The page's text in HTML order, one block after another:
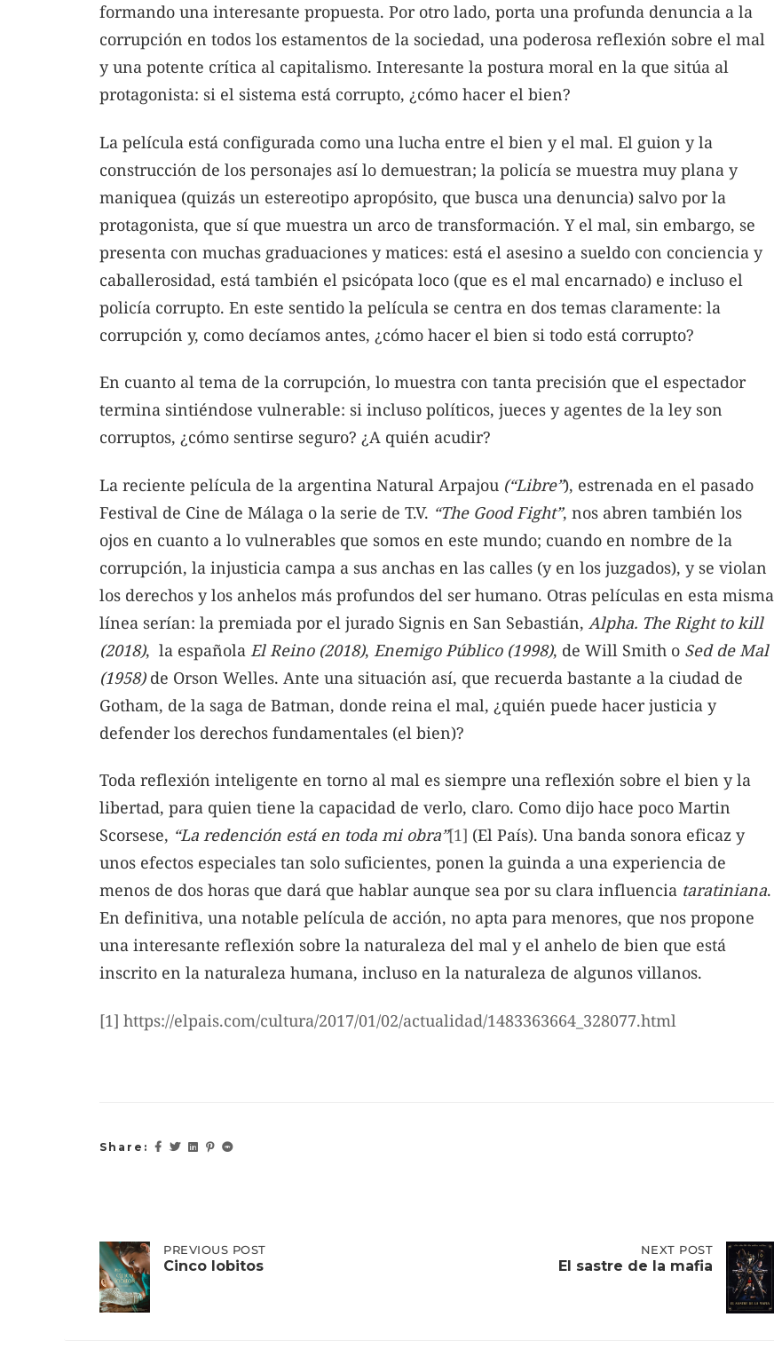
formando una interesante propuesta. Por otro lado, porta una profunda denuncia a la
corrupción en todos los estamentos de la sociedad, una poderosa reflexión sobre el mal
y una potente crítica al capitalismo. Interesante la postura moral en la que sitúa al
protagonista: si el sistema está corrupto, ¿cómo hacer el bien?
La película está configurada como una lucha entre el bien y el mal. El guion y la
construcción de los personajes así lo demuestran; la policía se muestra muy plana y
maniquea (quizás un estereotipo apropósito, que busca una denuncia) salvo por la
protagonista, que sí que muestra un arco de transformación. Y el mal, sin embargo, se
presenta con muchas graduaciones y matices: está el asesino a sueldo con conciencia y
caballerosidad, está también el psicópata loco (que es el mal encarnado) e incluso el
policía corrupto. En este sentido la película se centra en dos temas claramente: la
corrupción y, como decíamos antes, ¿cómo hacer el bien si todo está corrupto?
En cuanto al tema de la corrupción, lo muestra con tanta precisión que el espectador
termina sintiéndose vulnerable: si incluso políticos, jueces y agentes de la ley son
corruptos, ¿cómo sentirse seguro? ¿A quién acudir?
La reciente película de la argentina Natural Arpajou (“Libre”), estrenada en el pasado
Festival de Cine de Málaga o la serie de T.V. “The Good Fight”, nos abren también los
ojos en cuanto a lo vulnerables que somos en este mundo; cuando en nombre de la
corrupción, la injusticia campa a sus anchas en las calles (y en los juzgados), y se violan
los derechos y los anhelos más profundos del ser humano. Otras películas en esta misma
línea serían: la premiada por el jurado Signis en San Sebastián, Alpha. The Right to kill
(2018), la española El Reino (2018), Enemigo Público (1998), de Will Smith o Sed de Mal
(1958)de Orson Welles. Ante una situación así, que recuerda bastante a la ciudad de
Gotham, de la saga de Batman, donde reina el mal, ¿quién puede hacer justicia y
defender los derechos fundamentales (el bien)?
Toda reflexión inteligente en torno al mal es siempre una reflexión sobre el bien y la
libertad, para quien tiene la capacidad de verlo, claro. Como dijo hace poco Martin
Scorsese, “La redención está en toda mi obra”[1] (El País). Una banda sonora eficaz y
unos efectos especiales tan solo suficientes, ponen la guinda a una experiencia de
menos de dos horas que dará que hablar aunque sea por su clara influencia taratiniana.
En definitiva, una notable película de acción, no apta para menores, que nos propone
una interesante reflexión sobre la naturaleza del mal y el anhelo de bien que está
inscrito en la naturaleza humana, incluso en la naturaleza de algunos villanos.
[1] https://elpais.com/cultura/2017/01/02/actualidad/1483363664_328077.html
Share:
Post
navigation
PREVIOUS
POST:
PREVIOUS POST
Cinco lobitos
NEXT POST
El sastre de la mafia